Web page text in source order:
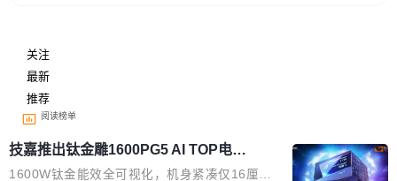
关注
最新
推荐
阅读榜单
技嘉推出钛金雕1600PG5 AI TOP电
源：为发烧级主机与本地AI算力打造旗
1600W钛金能效全可视化，机身紧凑仅16厘米